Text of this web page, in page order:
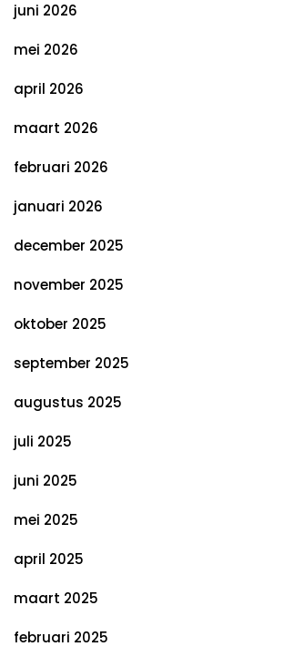
juni 2026
mei 2026
april 2026
maart 2026
februari 2026
januari 2026
december 2025
november 2025
oktober 2025
september 2025
augustus 2025
juli 2025
juni 2025
mei 2025
april 2025
maart 2025
februari 2025